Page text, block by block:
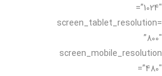
=”1024″
screen_tablet_resolution=
”800″
screen_mobile_resolution
=”480″